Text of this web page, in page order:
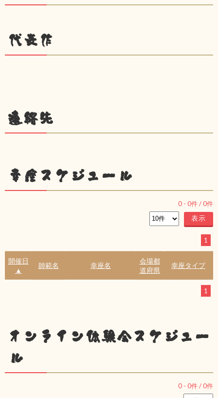
代表作
連絡先
幸座スケジュール
0 - 0件 /0件
1
開催日
▲
師範名 幸座名
会場都
道府県
幸座タイプ
1
オンライン体験会スケジュー
ル
0 - 0件 /0件